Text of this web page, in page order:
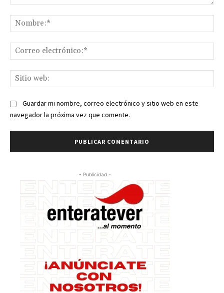
Guardar mi nombre, correo electrónico y sitio web en este
navegador la próxima vez que comente.
- Publicidad -